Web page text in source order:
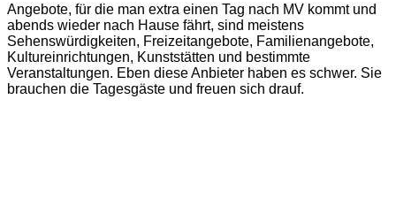
Angebote, für die man extra einen Tag nach MV kommt und
abends wieder nach Hause fährt, sind meistens
Sehenswürdigkeiten, Freizeitangebote, Familienangebote,
Kultureinrichtungen, Kunststätten und bestimmte
Veranstaltungen. Eben diese Anbieter haben es schwer. Sie
brauchen die Tagesgäste und freuen sich drauf.